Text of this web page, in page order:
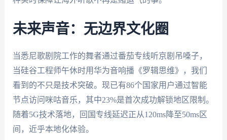
未来声音：无边界文化圈
当悉尼歌剧院工作的舞者通过番茄专线听京剧吊嗓子，
当硅谷工程师午休时用华为音响播《罗辑思维》，我们
看到的不只是技术突破。现已有86个国家用户通过智能
节点访问咪咕音乐，其中23%是首次成功解锁地区限制。
随着5G技术落地，回国专线延迟正从120ms降至50ms区
间，近乎本地化体验。